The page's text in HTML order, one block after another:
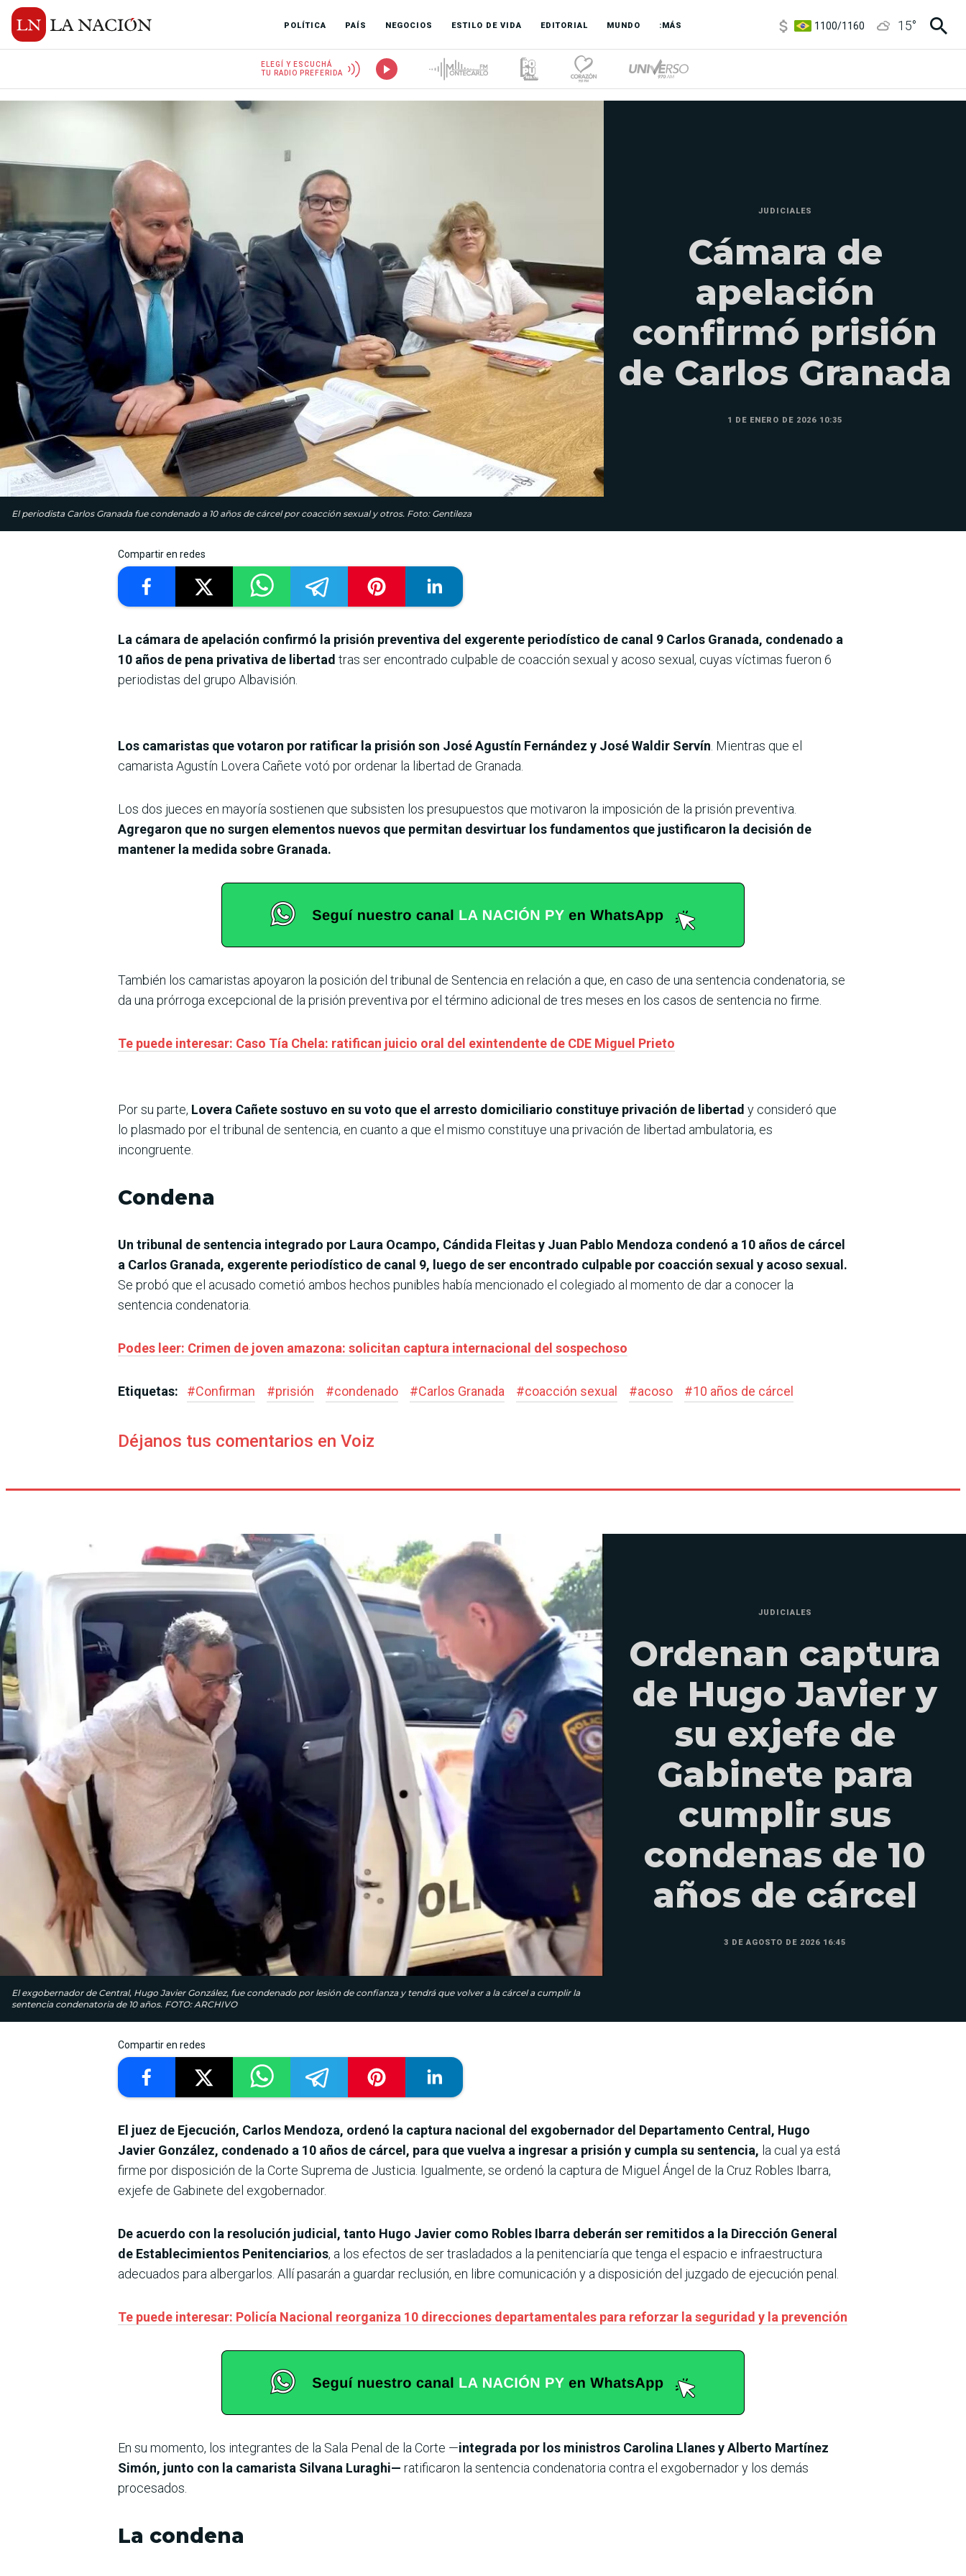
POLÍTICA PAÍS NEGOCIOS ESTILO DE VIDA EDITORIAL MUNDO :MÁS
3,8/4
15°
ELEGÍ Y ESCUCHÁ
TU RADIO PREFERIDA
El periodista Carlos Granada fue condenado a 10 años de cárcel por coacción sexual y otros. Foto: Gentileza
JUDICIALES
Cámara de
apelación
confirmó prisión
de Carlos Granada
1 DE ENERO DE 2026 10:35
Compartir en redes
La cámara de apelación confirmó la prisión preventiva del exgerente periodístico de canal 9 Carlos Granada, condenado a
10 años de pena privativa de libertad tras ser encontrado culpable de coacción sexual y acoso sexual, cuyas víctimas fueron 6
periodistas del grupo Albavisión.
Los camaristas que votaron por ratificar la prisión son José Agustín Fernández y José Waldir Servín . Mientras que el
camarista Agustín Lovera Cañete votó por ordenar la libertad de Granada.
Los dos jueces en mayoría sostienen que subsisten los presupuestos que motivaron la imposición de la prisión preventiva.
Agregaron que no surgen elementos nuevos que permitan desvirtuar los fundamentos que justificaron la decisión de
mantener la medida sobre Granada.
También los camaristas apoyaron la posición del tribunal de Sentencia en relación a que, en caso de una sentencia condenatoria, se
da una prórroga excepcional de la prisión preventiva por el término adicional de tres meses en los casos de sentencia no firme.
Te puede interesar: Caso Tía Chela: ratifican juicio oral del exintendente de CDE Miguel Prieto
Por su parte, Lovera Cañete sostuvo en su voto que el arresto domiciliario constituye privación de libertad y consideró que
lo plasmado por el tribunal de sentencia, en cuanto a que el mismo constituye una privación de libertad ambulatoria, es
incongruente.
Condena
Un tribunal de sentencia integrado por Laura Ocampo, Cándida Fleitas y Juan Pablo Mendoza condenó a 10 años de cárcel
a Carlos Granada, exgerente periodístico de canal 9, luego de ser encontrado culpable por coacción sexual y acoso sexual.
Se probó que el acusado cometió ambos hechos punibles había mencionado el colegiado al momento de dar a conocer la
sentencia condenatoria.
Podes leer: Crimen de joven amazona: solicitan captura internacional del sospechoso
Etiquetas: #Confirman #prisión #condenado #Carlos Granada #coacción sexual #acoso #10 años de cárcel
Déjanos tus comentarios en Voiz
El exgobernador de Central, Hugo Javier González, fue condenado por lesión de confianza y tendrá que volver a la cárcel a cumplir la
sentencia condenatoria de 10 años. FOTO: ARCHIVO
JUDICIALES
Ordenan captura
de Hugo Javier y
su exjefe de
Gabinete para
cumplir sus
condenas de 10
años de cárcel
3 DE AGOSTO DE 2026 16:45
Compartir en redes
El juez de Ejecución, Carlos Mendoza, ordenó la captura nacional del exgobernador del Departamento Central, Hugo
Javier González, condenado a 10 años de cárcel, para que vuelva a ingresar a prisión y cumpla su sentencia, la cual ya está
firme por disposición de la Corte Suprema de Justicia. Igualmente, se ordenó la captura de Miguel Ángel de la Cruz Robles Ibarra,
exjefe de Gabinete del exgobernador.
De acuerdo con la resolución judicial, tanto Hugo Javier como Robles Ibarra deberán ser remitidos a la Dirección General
de Establecimientos Penitenciarios, a los efectos de ser trasladados a la penitenciaría que tenga el espacio e infraestructura
adecuados para albergarlos. Allí pasarán a guardar reclusión, en libre comunicación y a disposición del juzgado de ejecución penal.
Te puede interesar: Policía Nacional reorganiza 10 direcciones departamentales para reforzar la seguridad y la prevención
En su momento, los integrantes de la Sala Penal de la Corte —integrada por los ministros Carolina Llanes y Alberto Martínez
Simón, junto con la camarista Silvana Luraghi— ratificaron la sentencia condenatoria contra el exgobernador y los demás
procesados.
La condena